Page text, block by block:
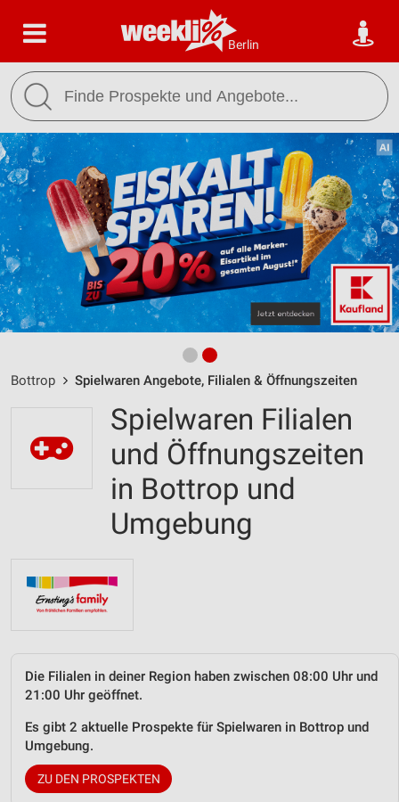
Berlin
Bottrop Spielwaren Angebote, Filialen & Öffnungszeiten
Spielwaren Filialen
und Öffnungszeiten
in Bottrop und
Umgebung
Die Filialen in deiner Region haben zwischen 08:00 Uhr und
21:00 Uhr geöffnet.
Es gibt 2 aktuelle Prospekte für Spielwaren in Bottrop und
Umgebung.
ZU DEN PROSPEKTEN